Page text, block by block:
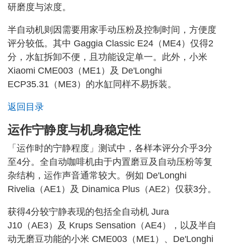
研磨度与浓度。
半自动机则因需要用家手动压粉及控制时间，方便度
评分较低。其中 Gaggia Classic E24（ME4）仅得2
分，水缸拆卸不便，且功能设定单一。此外，小米
Xiaomi CME003（ME1）及 De'Longhi
ECP35.31（ME3）的水缸同样不易拆装。
返回目录
运作宁静度与机身稳定性
「运作时的宁静程度」测试中，各样本评分介乎3分
至4分。全自动咖啡机由于内置磨豆及自动压粉等复
杂结构，运作声音通常较大。例如 De'Longhi
Rivelia（AE1）及 Dinamica Plus（AE2）仅获3分。
获得4分较宁静表现的包括全自动机 Jura
J10（AE3）及 Krups Sensation（AE4），以及半自
动无磨豆功能的小米 CME003（ME1）、De'Longhi